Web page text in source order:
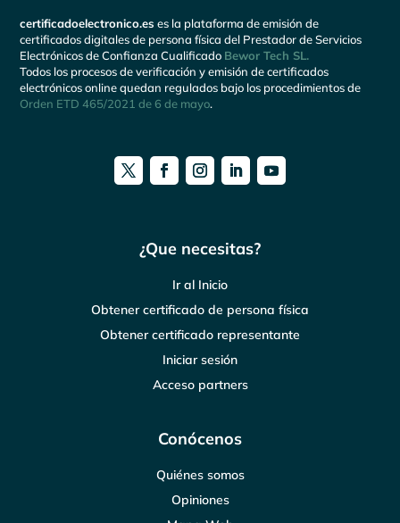
certificadoelectronico.es es la plataforma de emisión de
certificados digitales de persona física del Prestador de Servicios
Electrónicos de Confianza Cualificado Bewor Tech SL.
Todos los procesos de verificación y emisión de certificados
electrónicos online quedan regulados bajo los procedimientos de
Orden ETD 465/2021 de 6 de mayo.
¿Que necesitas?
Ir al Inicio
Obtener certificado de persona física
Obtener certificado representante
Iniciar sesión
Acceso partners
Conócenos
Quiénes somos
Opiniones